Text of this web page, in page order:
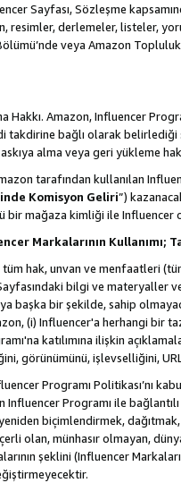
Sayfası, Sözleşme
resimler, derlemeler, listeler,
veya Amazon
Hakkı. Amazon, Influencer
bağlı olarak belirlediği
alma veya geri yükleme
tarafından kullanılan
Komisyon Geliri”)
bir mağaza kimliği ile Influencer
Markalarının Kullanımı;
tüm hak, unvan ve menfaatleri
bilgi ve materyaller
başka bir şekilde, sahip
(i) Influencer'a herhangi bir
katılımına ilişkin
görünümünü, işlevselliğini,
Programı Politikası’nı
Influencer Programı ile
biçimlendirmek,
olan, münhasır olmayan,
şeklini (Influencer